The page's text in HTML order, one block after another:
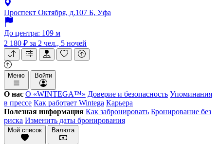
Проспект Октября, д.107 Б, Уфа
До центра: 109 м
2 180 ₽ за 2 чел., 5 ночей
Меню Войти
О нас О «WINTEGA™» Доверие и безопасность Упоминания
в прессе Как работает Wintega Карьера
Полезная информация Как забронировать Бронирование без
риска Изменить даты бронирования
Мой список Валюта